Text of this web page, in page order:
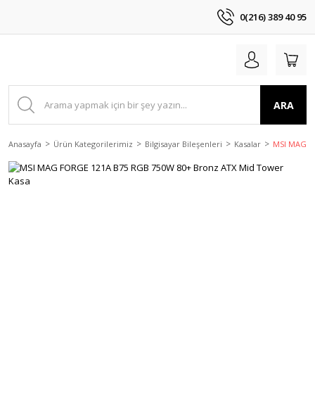
0(216) 389 40 95
ARA
Anasayfa Ürün Kategorilerimiz Bilgisayar Bileşenleri Kasalar MSI MAG